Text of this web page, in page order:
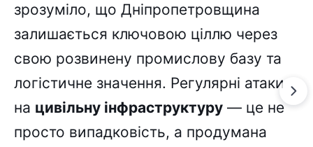
зрозуміло, що Дніпропетровщина
залишається ключовою ціллю через
свою розвинену промислову базу та
логістичне значення. Регулярні атаки
на цивільну інфраструктуру — це не
просто випадковість, а продумана